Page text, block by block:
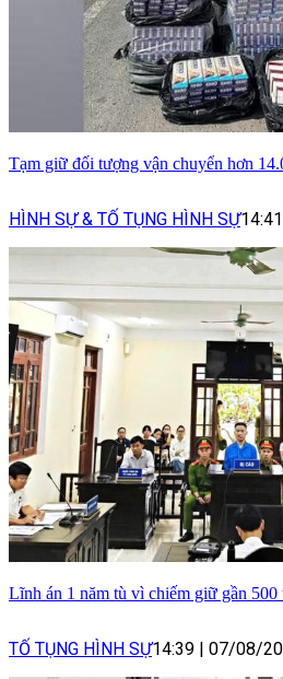
Tạm giữ đối tượng vận chuyển hơn
HÌNH SỰ & TỐ TỤNG HÌNH SỰ14:41
Lĩnh án 1 năm tù vì chiếm giữ gần 500
TỐ TỤNG HÌNH SỰ14:39 07/08/